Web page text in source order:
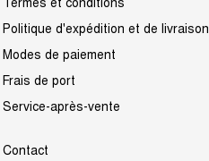
Termes et conditions
Politique d'expédition et de livraison
Modes de paiement
Frais de port
Service-après-vente
Contact